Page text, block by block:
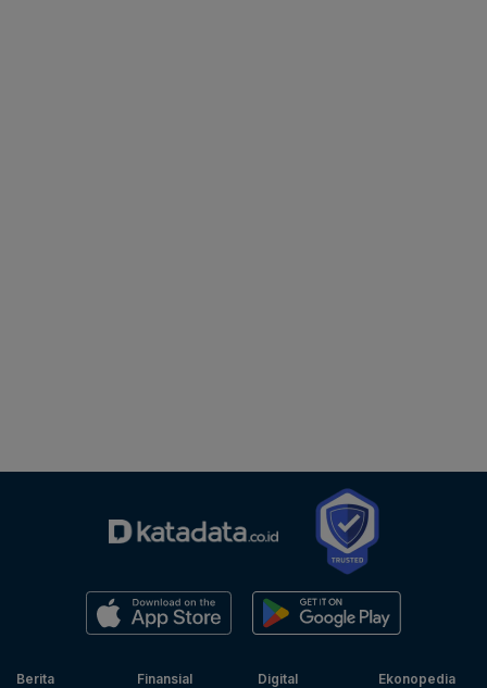
Berita
Finansial
Digital
Ekonopedia